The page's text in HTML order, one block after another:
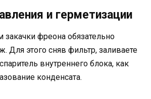
и герметизации
фреона обязательно
Для этого сняв фильтр, заливаете
внутреннего блока, как
конденсата.